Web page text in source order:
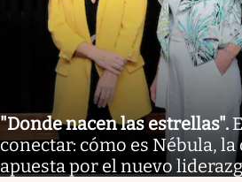
"Donde nacen las estrellas".
conectar: cómo es Nébula,
apuesta por el nuevo